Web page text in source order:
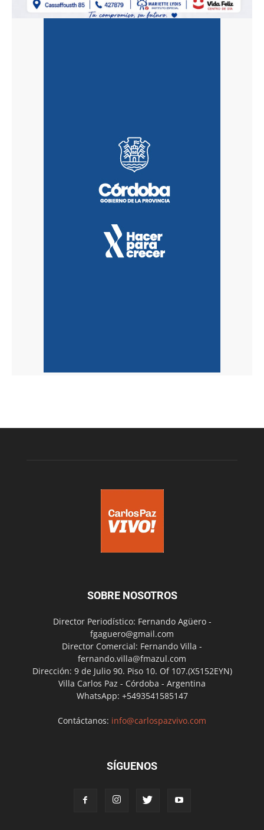
SOBRE NOSOTROS
Director Periodístico: Fernando Agüero -
fgaguero@gmail.com
Director Comercial: Fernando Villa -
fernando.villa@fmazul.com
Dirección: 9 de Julio 90. Piso 10. Of 107.(X5152EYN)
Villa Carlos Paz - Córdoba - Argentina
WhatsApp: +5493541585147
Contáctanos: info@carlospazvivo.com
SÍGUENOS